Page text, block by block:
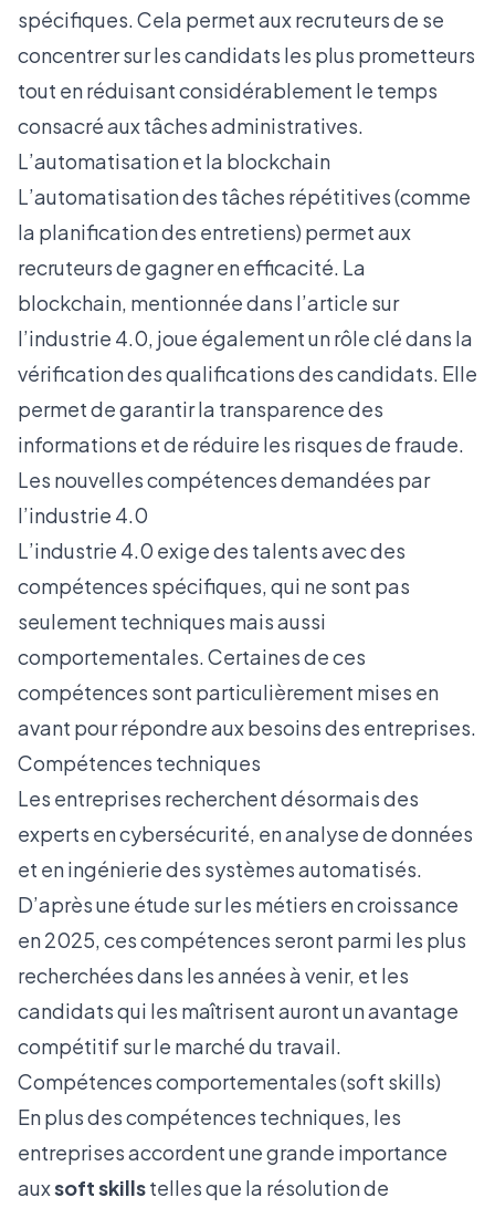
spécifiques. Cela permet aux recruteurs de se
concentrer sur les candidats les plus prometteurs
tout en réduisant considérablement le temps
consacré aux tâches administratives.
L’automatisation et la blockchain
L’automatisation des tâches répétitives (comme
la planification des entretiens) permet aux
recruteurs de gagner en efficacité. La
blockchain, mentionnée dans l’article sur
l’industrie 4.0, joue également un rôle clé dans la
vérification des qualifications des candidats. Elle
permet de garantir la transparence des
informations et de réduire les risques de fraude.
Les nouvelles compétences demandées par
l’industrie 4.0
L’industrie 4.0 exige des talents avec des
compétences spécifiques, qui ne sont pas
seulement techniques mais aussi
comportementales. Certaines de ces
compétences sont particulièrement mises en
avant pour répondre aux besoins des entreprises.
Compétences techniques
Les entreprises recherchent désormais des
experts en cybersécurité, en analyse de données
et en ingénierie des systèmes automatisés.
D’après une étude surles métiers en croissance
en 2025, ces compétences seront parmi les plus
recherchées dans les années à venir, et les
candidats qui les maîtrisent auront un avantage
compétitif sur le marché du travail.
Compétences comportementales (soft skills)
En plus des compétences techniques, les
entreprises accordent une grande importance
auxsoft skillstelles que la résolution de